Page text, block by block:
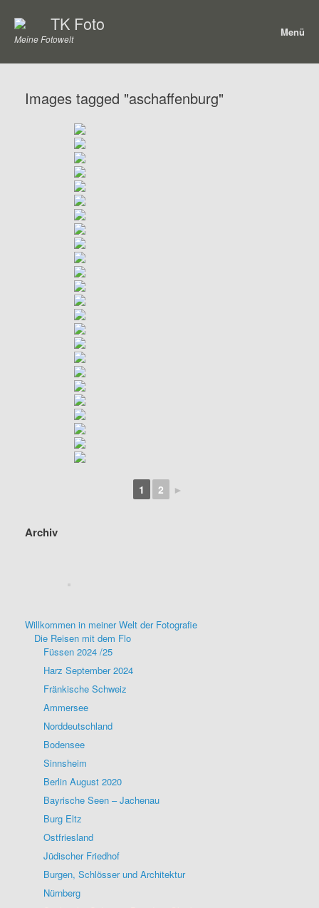
Inhalt
springen
TK Foto
Meine Fotowelt
Menü
Images tagged "aschaffenburg"
1 2 ►
Archiv
Willkommen in meiner Welt der Fotografie
Die Reisen mit dem Flo
Füssen 2024 /25
Harz September 2024
Fränkische Schweiz
Ammersee
Norddeutschland
Bodensee
Sinnsheim
Berlin August 2020
Bayrische Seen – Jachenau
Burg Eltz
Ostfriesland
Jüdischer Friedhof
Burgen, Schlösser und Architektur
Nürnberg